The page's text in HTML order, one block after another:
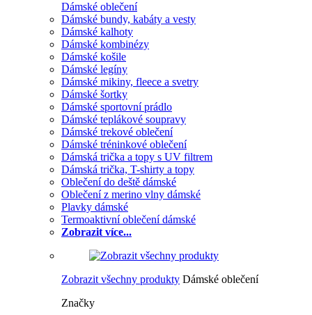
Dámské oblečení
Dámské bundy, kabáty a vesty
Dámské kalhoty
Dámské kombinézy
Dámské košile
Dámské legíny
Dámské mikiny, fleece a svetry
Dámské šortky
Dámské sportovní prádlo
Dámské teplákové soupravy
Dámské trekové oblečení
Dámské tréninkové oblečení
Dámská trička a topy s UV filtrem
Dámská trička, T-shirty a topy
Oblečení do deště dámské
Oblečení z merino vlny dámské
Plavky dámské
Termoaktivní oblečení dámské
Zobrazit více...
Zobrazit všechny produkty Dámské oblečení
Značky